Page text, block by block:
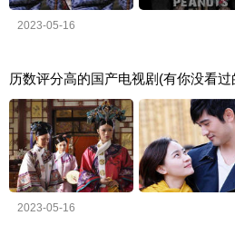
2023-05-16
历数评分高的国产电视剧(有你没看
2023-05-16